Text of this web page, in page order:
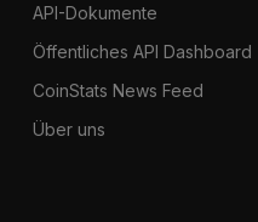
API-Dokumente
Öffentliches API Dashboard
CoinStats News Feed
Über uns